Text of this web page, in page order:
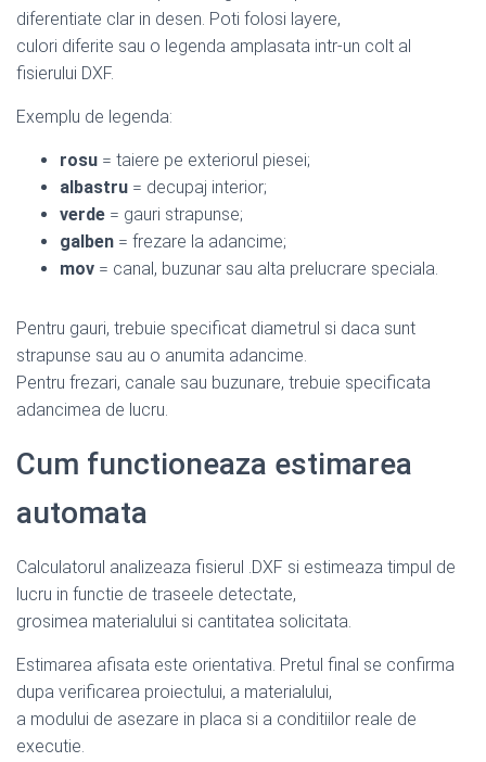
diferentiate clar in desen. Poti folosi layere,
culori diferite sau o legenda amplasata intr-un colt al
fisierului DXF.
Exemplu de legenda:
rosu = taiere pe exteriorul piesei;
albastru = decupaj interior;
verde = gauri strapunse;
galben = frezare la adancime;
mov = canal, buzunar sau alta prelucrare speciala.
Pentru gauri, trebuie specificat diametrul si daca sunt
strapunse sau au o anumita adancime.
Pentru frezari, canale sau buzunare, trebuie specificata
adancimea de lucru.
Cum functioneaza estimarea
automata
Calculatorul analizeaza fisierul .DXF si estimeaza timpul de
lucru in functie de traseele detectate,
grosimea materialului si cantitatea solicitata.
Estimarea afisata este orientativa. Pretul final se confirma
dupa verificarea proiectului, a materialului,
a modului de asezare in placa si a conditiilor reale de
executie.